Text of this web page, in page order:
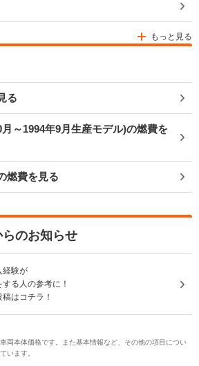
もっと見る
る
～1994年9月生産モデル)の燃費を
燃費を見る
のお知らせ
経験が
る人の参考に！
はコチラ！
両本体価格です。また基本情報など、その他の項目につい
います。